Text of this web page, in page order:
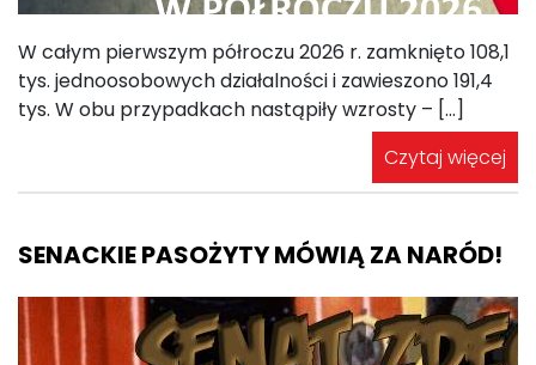
W całym pierwszym półroczu 2026 r. zamknięto 108,1
tys. jednoosobowych działalności i zawieszono 191,4
tys. W obu przypadkach nastąpiły wzrosty – […]
Czytaj więcej
SENACKIE PASOŻYTY MÓWIĄ ZA NARÓD!